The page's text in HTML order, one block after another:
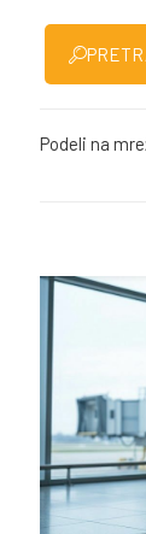
Podeli na